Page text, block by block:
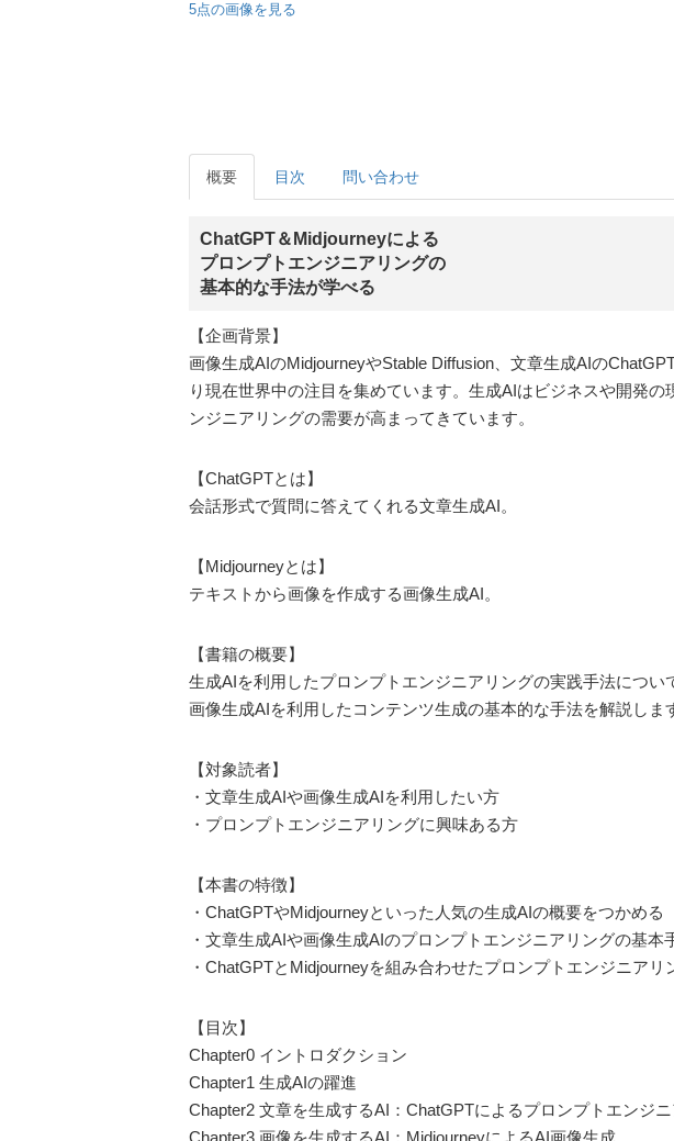
5点の画像を見る
概要 目次 問い合わせ
ChatGPT＆Midjourneyによる
プロンプトエンジニアリングの
基本的な手法が学べる
【企画背景】
画像生成AIのMidjourneyやStable Diffusion、文章生成AIの
り現在世界中の注目を集めています。生成AIはビジネスや開発
ンジニアリングの需要が高まってきています。
【ChatGPTとは】
会話形式で質問に答えてくれる文章生成AI。
【Midjourneyとは】
テキストから画像を作成する画像生成AI。
【書籍の概要】
生成AIを利用したプロンプトエンジニアリングの実践手法につ
画像生成AIを利用したコンテンツ生成の基本的な手法を解説し
【対象読者】
・文章生成AIや画像生成AIを利用したい方
・プロンプトエンジニアリングに興味ある方
【本書の特徴】
・ChatGPTやMidjourneyといった人気の生成AIの概要をつかめる
・文章生成AIや画像生成AIのプロンプトエンジニアリングの基本
・ChatGPTとMidjourneyを組み合わせたプロンプトエンジニアリ
【目次】
Chapter0 イントロダクション
Chapter1 生成AIの躍進
Chapter2 文章を生成するAI：ChatGPTによるプロンプトエンジ
Chapter3 画像を生成するAI：MidjourneyによるAI画像生成